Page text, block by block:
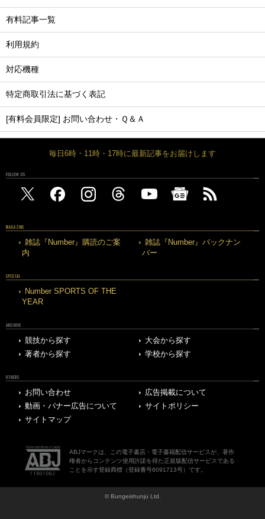
有料記事一覧
利用規約
対応機種
特定商取引法に基づく表記
[有料会員限定] お問い合わせ・Ｑ＆Ａ
毎日6時・11時・17時に最新記事をお届けします
FOLLOW US
MAGAZINE
雑誌『Number』購読のご案
内
雑誌『Number』バックナン
バー
SPECIAL
Number SPORTS OF THE
YEAR
ARCHIVE
競技から探す
大会から探す
著者から探す
学校から探す
OTHERS
お問い合わせ
広告掲載について
動画・バナー広告について
サイトポリシー
サイトマップ
ABJマークは、この電子書店・電子書籍配信サービスが、著作
権者からコンテンツ使用許諾を得た正規版配信サービスである
ことを示す登録商標（登録番号6091713号）です。
© Bungeishunju Ltd.